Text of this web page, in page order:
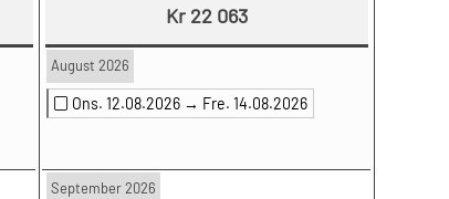
Kr 22 063
August 2026
Ons. 12.08.2026 → Fre. 14.08.2026
September 2026